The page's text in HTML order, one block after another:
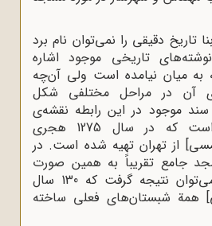
تاریخ دقیقی را نمی‌توان نام برد
تاریخی موجود اشاره
به میان نیامده است ولی آن‌چه
آن در مراحل مختلفی شکل
سند موجود در این رابطه نقشه‌ی
گیریشمن فرانسوی است که در سال 1275 هجری
شمسی] از تهران تهیه شده است. در
جامع تقریباً به همین صورت
فعلی آمده است و می‌توان نتیجه گرفت که 130 سال
فعلی] همة شبستان‌های فعلی ساخته